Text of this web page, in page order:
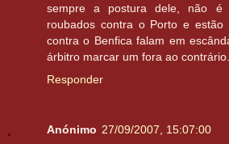
sempre a postura dele, não é
roubados contra o Porto e estão
contra o Benfica falam em
árbitro marcar um fora ao contrário.
Responder
Anónimo 27/09/2007, 15:07:00